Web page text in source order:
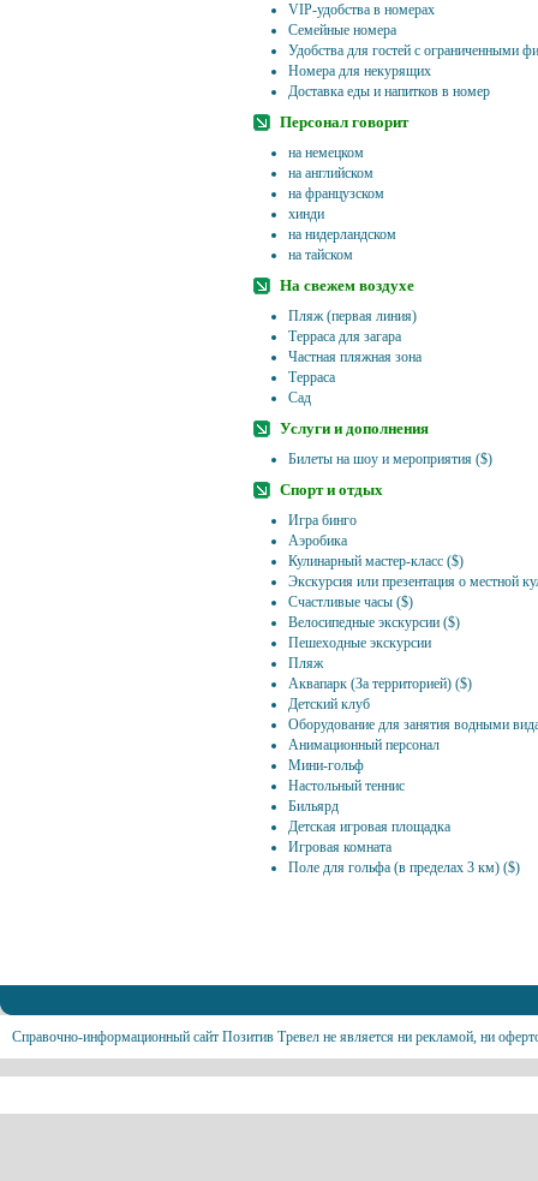
VIP-удобства в номерах
Семейные номера
Удобства для гостей с ограниченными
Номера для некурящих
Доставка еды и напитков в номер
Персонал говорит
на немецком
на английском
на французском
хинди
на нидерландском
на тайском
На свежем воздухе
Пляж (первая линия)
Терраса для загара
Частная пляжная зона
Терраса
Сад
Услуги и дополнения
Билеты на шоу и мероприятия ($)
Спорт и отдых
Игра бинго
Аэробика
Кулинарный мастер-класс ($)
Экскурсия или презентация о местной
Счастливые часы ($)
Велосипедные экскурсии ($)
Пешеходные экскурсии
Пляж
Аквапарк (За территорией) ($)
Детский клуб
Оборудование для занятия водными
Анимационный персонал
Мини-гольф
Настольный теннис
Бильярд
Детская игровая площадка
Игровая комната
Поле для гольфа (в пределах 3 км) ($)
Справочно-информационный сайт Позитив Тревел не является ни рекламой, ни